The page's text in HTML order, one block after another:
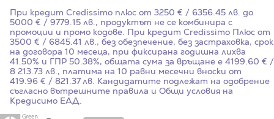
При кредит Credissimo плюс от 3250 € / 6356.45 лв. до
5000 € / 9779.15 лв., продуктът не се комбинира с
промоции и промо кодове. При кредит Credissimo Плюс от
3500 € / 6845.41 лв., без обезпечение, без застраховка, срок
на договора 10 месеца, при фиксирана годишна лихва
41.50% и ГПР 50.38%, общата сума за връщане е 4199.60 € /
8 213.73 лв., платима на 10 равни месечни вноски от
419.96 € / 821.37 лв. Кандидатите подлежат на одобрение
съгласно вътрешните правила и Общи условия на
Кредисимо ЕАД.